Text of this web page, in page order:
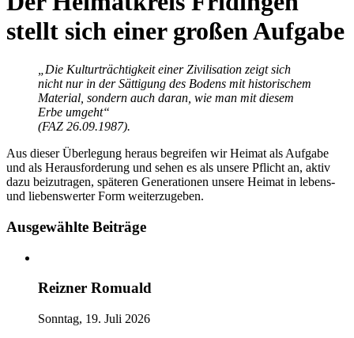
stellt sich einer großen Aufgabe
„Die Kulturträchtigkeit einer Zivilisation zeigt sich
nicht nur in der Sättigung des Bodens mit historischem
Material, sondern auch daran, wie man mit diesem
Erbe umgeht“
(FAZ 26.09.1987).
Aus dieser Überlegung heraus begreifen wir Heimat als Aufgabe
und als Herausforderung und sehen es als unsere Pflicht an, aktiv
dazu beizutragen, späteren Generationen unsere Heimat in lebens-
und liebenswerter Form weiterzugeben.
Ausgewählte Beiträge
Reizner Romuald
Sonntag, 19. Juli 2026